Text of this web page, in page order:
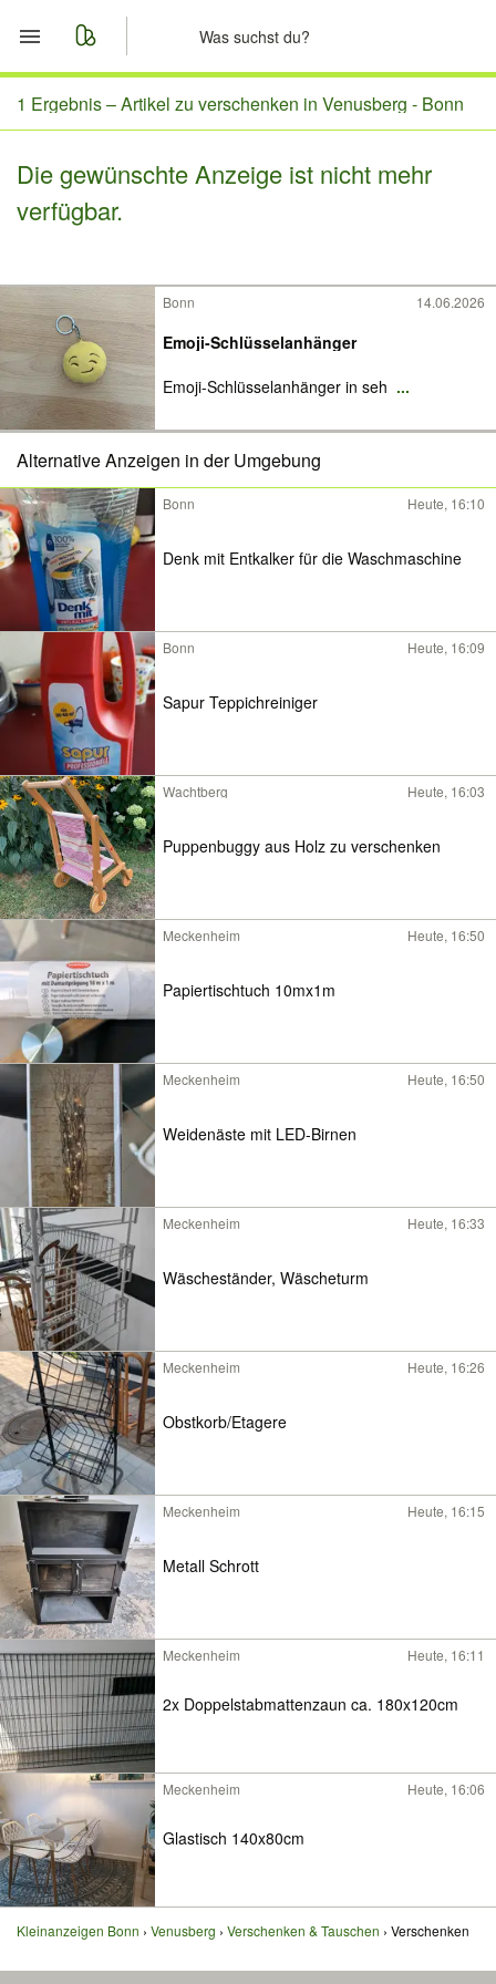
Start
Nachrichten
1 Ergebnis –Artikel zu verschenken in Venusberg - Bonn
Die gewünschte Anzeige ist nicht mehr
verfügbar.
Bonn 14.06.2026
Emoji-Schlüsselanhänger
Emoji-Schlüsselanhänger in seh ...
Alternative Anzeigen in der Umgebung
Bonn Heute, 16:10
Denk mit Entkalker für die Waschmaschine
Bonn Heute, 16:09
Sapur Teppichreiniger
Wachtberg Heute, 16:03
Puppenbuggy aus Holz zu verschenken
Meckenheim Heute, 16:50
Papiertischtuch 10mx1m
Meckenheim Heute, 16:50
Weidenäste mit LED-Birnen
Meckenheim Heute, 16:33
Wäscheständer, Wäscheturm
Meckenheim Heute, 16:26
Obstkorb/Etagere
Meckenheim Heute, 16:15
Metall Schrott
Meckenheim Heute, 16:11
2x Doppelstabmattenzaun ca. 180x120cm
Meckenheim Heute, 16:06
Glastisch 140x80cm
Kleinanzeigen Bonn Venusberg Verschenken & Tauschen Verschenken